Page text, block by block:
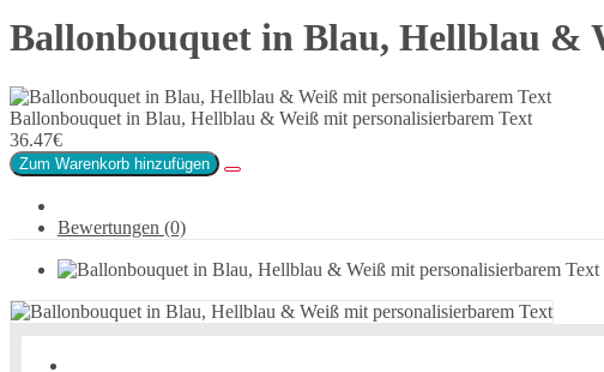
Ballonbouquet in Blau, Hellblau &
Ballonbouquet in Blau, Hellblau & Weiß mit personalisierbarem Text
36.47€
Zum Warenkorb hinzufügen
Bewertungen (0)